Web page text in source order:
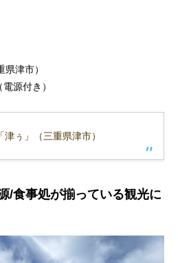
県津市）
源付き）
津ぅ」（三重県津市）
/食事処が揃っている観光に